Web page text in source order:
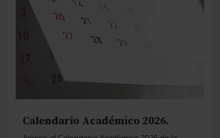
Calendario Académico 2026.